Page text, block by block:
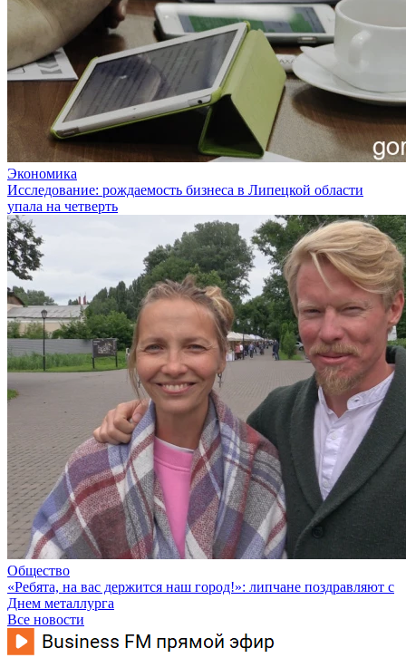
Экономика
Исследование: рождаемость бизнеса в Липецкой области
упала на четверть
Общество
«Ребята, на вас держится наш город!»: липчане поздравляют с
Днем металлурга
Все новости